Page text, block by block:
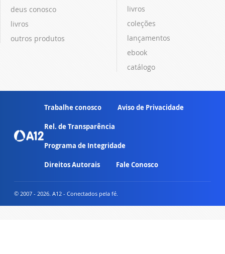
deus conosco
livros
outros produtos
livros
coleções
lançamentos
ebook
catálogo
Trabalhe conosco Aviso de Privacidade
Rel. de Transparência
Programa de Integridade
Direitos Autorais Fale Conosco
© 2007 - 2026. A12 - Conectados pela fé.